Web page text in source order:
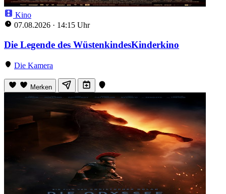
Kino
07.08.2026 · 14:15 Uhr
Die Legende des WüstenkindesKinderkino
Die Kamera
Merken